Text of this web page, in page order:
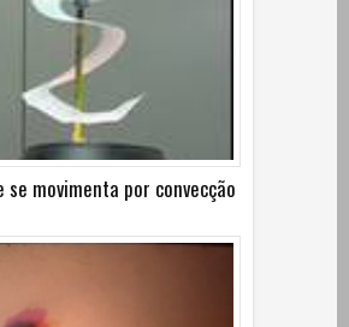
se movimenta por convecção